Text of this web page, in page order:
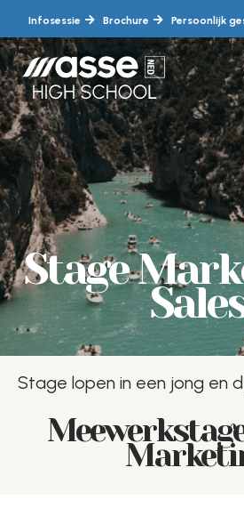
de
inhoud
Infosessie Brochure Persoonlijk
Stage
Stage lopen in een jong en